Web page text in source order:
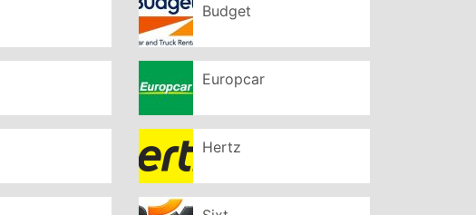
Budget
Europcar
Hertz